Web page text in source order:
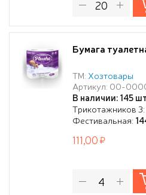
Бумага
ТМ: Хозтовары
Артикул: 00-
В наличии: 145
Трикотажников 3:
Фестивальная:
111,00